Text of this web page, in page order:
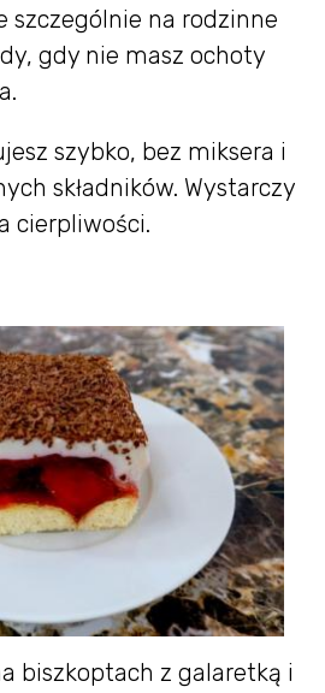
szczególnie na rodzinne
gdy nie masz ochoty
szybko, bez miksera i
składników. Wystarczy
cierpliwości.
biszkoptach z galaretką i